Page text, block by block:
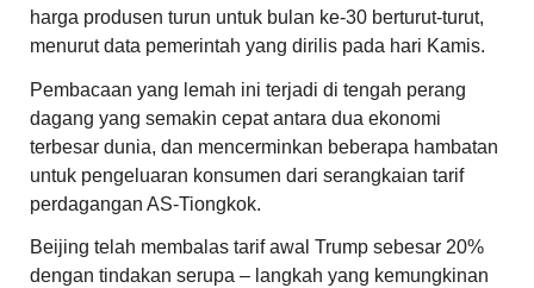
harga produsen turun untuk bulan ke-30 berturut-turut,
menurut data pemerintah yang dirilis pada hari Kamis.
Pembacaan yang lemah ini terjadi di tengah perang
dagang yang semakin cepat antara dua ekonomi
terbesar dunia, dan mencerminkan beberapa hambatan
untuk pengeluaran konsumen dari serangkaian tarif
perdagangan AS-Tiongkok.
Beijing telah membalas tarif awal Trump sebesar 20%
dengan tindakan serupa – langkah yang kemungkinan